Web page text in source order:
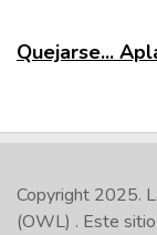
Quejarse...
Copyright 2025.
(OWL) . Este